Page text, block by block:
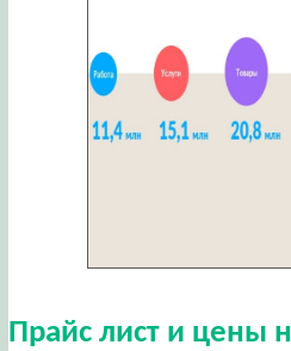
Прайс лист и цены